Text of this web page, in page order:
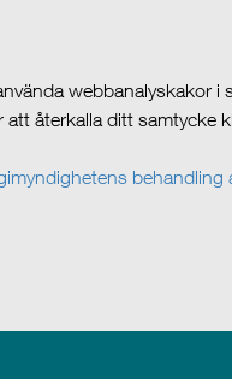
webbanalyskakor
återkalla ditt samtycke
behandling